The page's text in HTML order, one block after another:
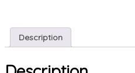
Description